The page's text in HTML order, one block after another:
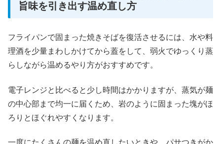
旨味を引き出す温め直し方
フライパンで固まった焼きそばを復活させるには、水や料
理酒を少量まわしかけてから蓋をして、弱火でゆっくり蒸
らしながら温めるやり方がおすすめです。
電子レンジと比べると少し時間はかかりますが、蒸気が麺
の中心部まで均一に届くため、岩のように固まった塊がほ
ろりとほぐれやすくなります。